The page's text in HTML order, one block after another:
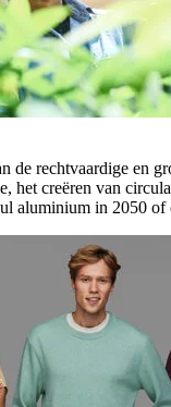
de rechtvaardige en
het creëren van
aluminium in 2050 of